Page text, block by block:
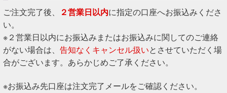
ご注文完了後、 ２営業日以内に指定の口座へお振込みくださ
い。
※２営業日以内にお振込みまたはお振込みに関してのご連絡
がない場合は、 告知なくキャンセル扱いとさせていただく場
合がございます。あらかじめご了承ください。
※お振込み先口座は注文完了メールをご確認ください。